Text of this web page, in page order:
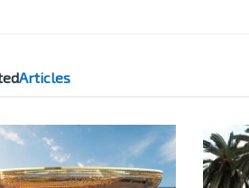
Articles